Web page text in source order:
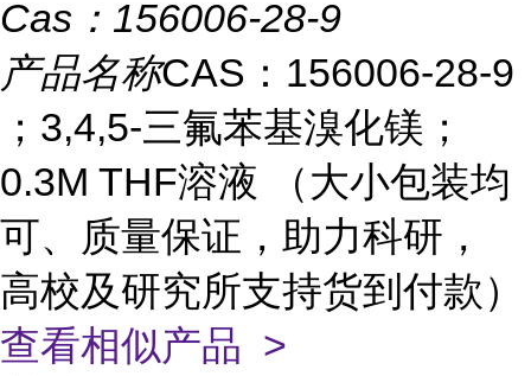
Cas： 156006-28-9
产品名称CAS：156006-28-9
；3,4,5-三氟苯基溴化镁；
0.3M THF溶液 （大小包装均
可、质量保证，助力科研，
高校及研究所支持货到付款）
查看相似产品 >